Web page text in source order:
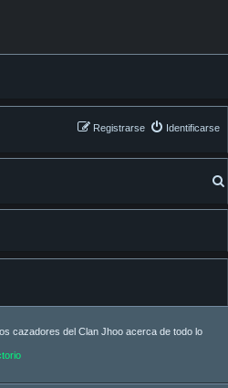
Identificarse
Registrarse
cazadores del Clan Jhoo acerca de todo lo